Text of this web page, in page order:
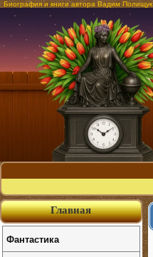
Биография и книги автора Вадим Полищук
Главная
Фантастика